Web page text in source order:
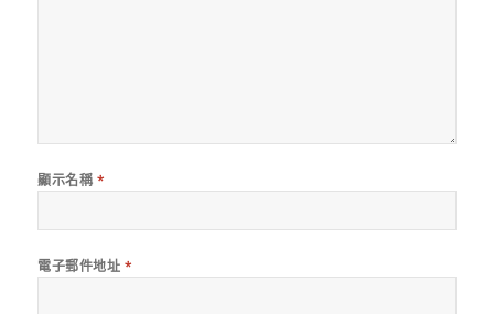
顯示名稱 *
電子郵件地址 *